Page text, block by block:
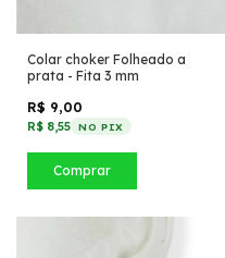
Colar choker Folheado a
prata - Fita 3 mm
R$ 9,00
R$ 8,55 NO PIX
Comprar